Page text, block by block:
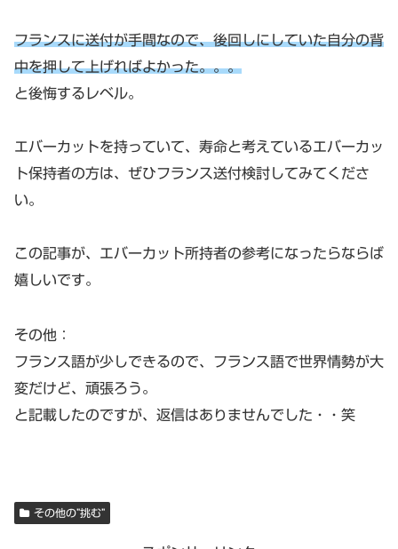
フランスに送付が手間なので、後回しにしていた自分の背
中を押して上げればよかった。。。
と後悔するレベル。
エバーカットを持っていて、寿命と考えているエバーカッ
ト保持者の方は、ぜひフランス送付検討してみてくださ
い。
この記事が、エバーカット所持者の参考になったらならば
嬉しいです。
その他：
フランス語が少しできるので、フランス語で世界情勢が大
変だけど、頑張ろう。
と記載したのですが、返信はありませんでした・・笑
その他の”挑む”